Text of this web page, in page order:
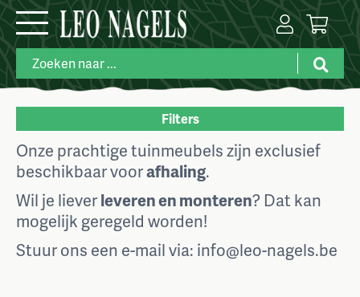
Filters
Merk
Kleuren
Prijs
Onze prachtige tuinmeubels zijn exclusief
beschikbaar voorafhaling.
Wil je lieverleveren en monteren? Dat kan
mogelijk geregeld worden!
Stuur ons een e-mail via: info@leo-nagels.be